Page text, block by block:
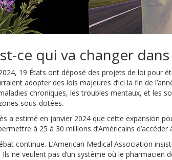
ce qui va changer
19 États ont déposé des projets de loi pour
adopter des lois majeures d’ici la fin de
chroniques, les troubles mentaux, et les
sous-dotées.
a estimé en janvier 2024 que cette expansion
à 25 à 30 millions d’Américains
continue. L’American Medical Association
Ils ne veulent pas d’un système où le